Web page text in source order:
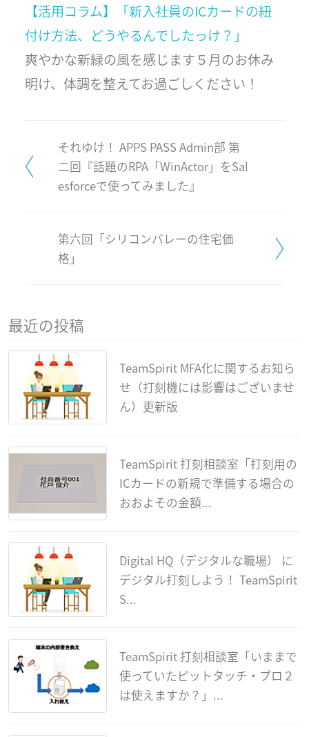
【活用コラム】「新入社員のICカードの紐
付け方法、どうやるんでしたっけ？」
爽やかな新緑の風を感じます５月のお休み
明け、体調を整えてお過ごしください！
それゆけ！ APPS PASS Admin部 第
二回『話題のRPA「WinActor」をSal
esforceで使ってみました』
第六回「シリコンバレーの住宅価
格」
最近の投稿
TeamSpirit MFA化に関するお知ら
せ（打刻機には影響はございませ
ん）更新版
TeamSpirit 打刻相談室「打刻用の
ICカードの新規で準備する場合の
おおよその金額...
Digital HQ（デジタルな職場） に
デジタル打刻しよう！ TeamSpirit
S...
TeamSpirit 打刻相談室「いままで
使っていたピットタッチ・プロ２
は使えますか？」...